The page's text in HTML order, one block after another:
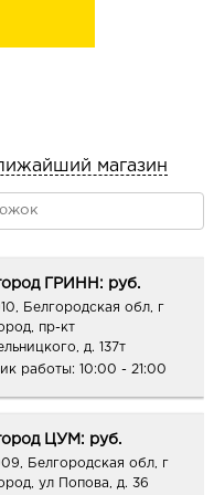
в глаза!
магазин
ГРИНН: руб.
Белгородская обл, г
пр-кт
д. 137т
работы: 10:00 - 21:00
ЦУМ: руб.
Белгородская обл, г
ул Попова, д. 36